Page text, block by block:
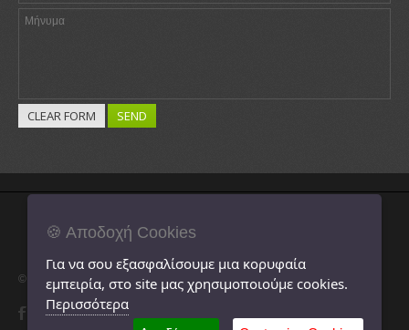
© 2014 Κέντρο Επαγγελματικής Κατάρτισης Πελοποννήσου.
🍪 Αποδοχή Cookies
Για να σου εξασφαλίσουμε μια κορυφαία
εμπειρία, στο site μας χρησιμοποιούμε cookies.
Περισσότερα